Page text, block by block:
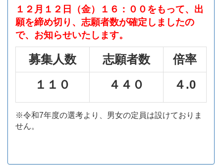
１２月１２日（金）１６：００をもって、出
願を締め切り、志願者数が確定しましたの
で、お知らせいたします。
募集人数 志願者数
倍率
１１０
４４０ ４.0
※令和7年度の選考より、男女の定員は設けておりま
せん。